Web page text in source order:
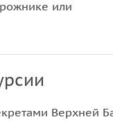
или
Верхней